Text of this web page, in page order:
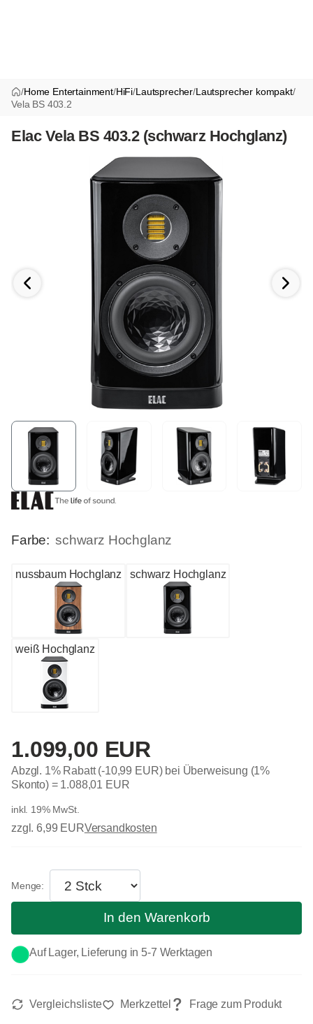
/Home Entertainment/HiFi/Lautsprecher/Lautsprecher kompakt/
Vela BS 403.2
Elac Vela BS 403.2 (schwarz Hochglanz)
Farbe: schwarz Hochglanz
nussbaum Hochglanz schwarz Hochglanz
weiß Hochglanz
1.099,00 EUR
Abzgl. 1% Rabatt (-10,99 EUR) bei Überweisung (1%
Skonto) = 1.088,01 EUR
inkl. 19% MwSt.
zzgl. 6,99 EURVersandkosten
Auf Lager, Lieferung in 5-7 Werktagen
In den Warenkorb